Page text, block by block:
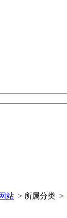
站 > 所属分类 >